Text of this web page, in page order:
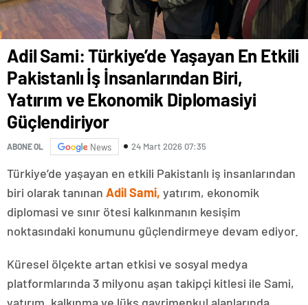
Adil Sami: Türkiye’de Yaşayan En Etkili
Pakistanlı İş İnsanlarından Biri,
Yatırım ve Ekonomik Diplomasiyi
Güçlendiriyor
ABONE OL News 24 Mart 2026 07:35
Türkiye’de yaşayan en etkili Pakistanlı iş insanlarından
biri olarak tanınan Adil Sami, yatırım, ekonomik
diplomasi ve sınır ötesi kalkınmanın kesişim
noktasındaki konumunu güçlendirmeye devam ediyor.
Küresel ölçekte artan etkisi ve sosyal medya
platformlarında 3 milyonu aşan takipçi kitlesi ile Sami,